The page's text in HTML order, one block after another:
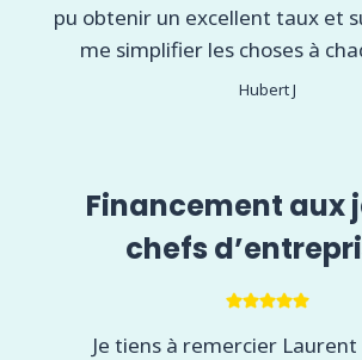
pu obtenir un excellent taux et
me simplifier les choses à
Hubert J
Financement aux
chefs
Je tiens à remercier